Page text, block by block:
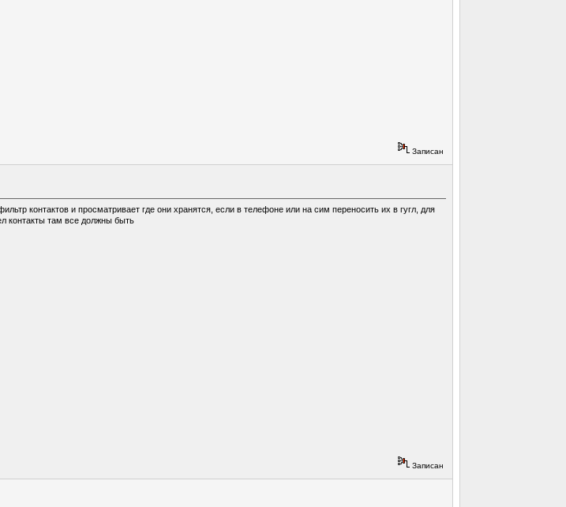
Записан
контактов и просматривает где они хранятся, если в телефоне или на сим переносить их в гугл, для
контакты там все должны быть
Записан